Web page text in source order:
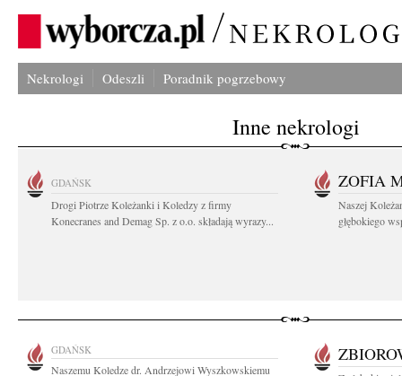
Nekrologi Odeszli Poradnik pogrzebowy
Inne nekrologi
GDAŃSK
Drogi Piotrze Koleżanki i Koledzy z firmy
Konecranes and Demag Sp. z o.o. składają wyrazy...
ZOFIA
Naszej
głębokiego
GDAŃSK
Naszemu Koledze dr. Andrzejowi Wyszkowskiemu